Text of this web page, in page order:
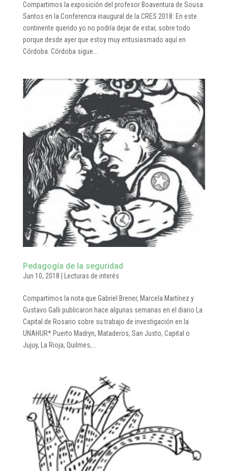
Compartimos la exposición del profesor Boaventura de Sousa
Santos en la Conferencia inaugural de la CRES 2018: En este
continente querido yo no podría dejar de estar, sobre todo
porque desde ayer que estoy muy entusiasmado aquí en
Córdoba. Córdoba sigue...
Pedagogía de la seguridad
Jun 10, 2018 Lecturas de interés
Compartimos la nota que Gabriel Brener, Marcela Martínez y
Gustavo Galli publicaron hace algunas semanas en el diario La
Capital de Rosario sobre su trabajo de investigación en la
UNAHUR* Puerto Madryn, Mataderos, San Justo, Capital o
Jujuy, La Rioja, Quilmes,...